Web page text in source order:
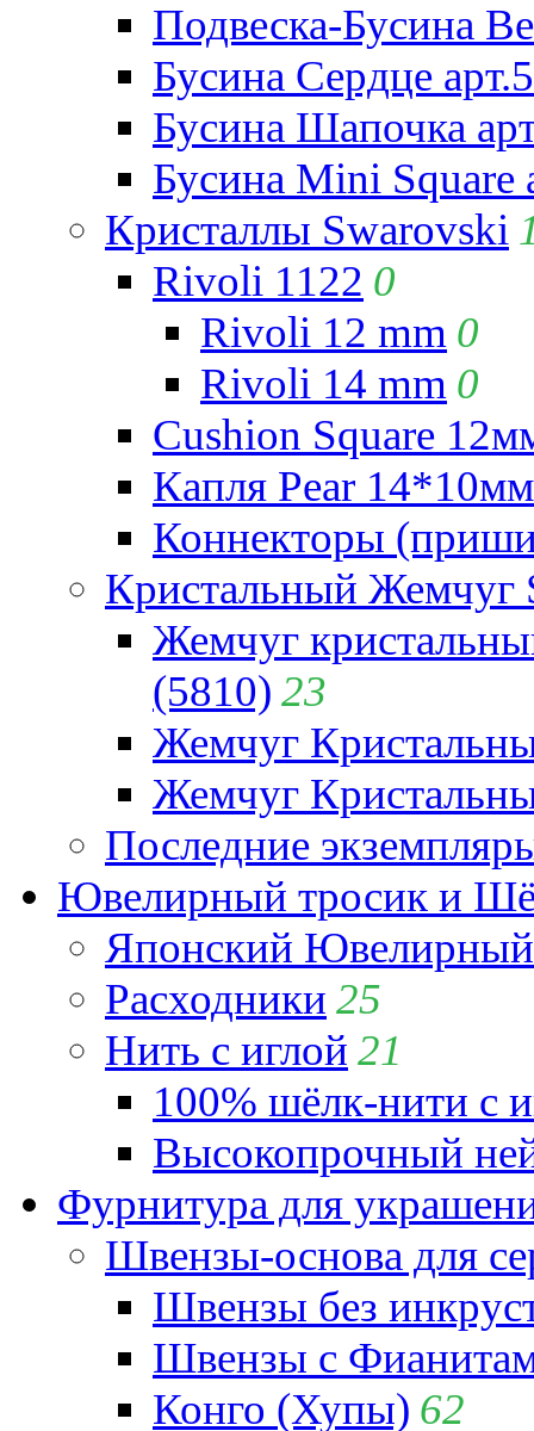
Подвеска-Бусина
Бусина Сердце
Бусина Шапочка
Бусина Mini Square
Кристаллы Swarovski
Rivoli 1122 0
Rivoli 12 mm 0
Rivoli 14 mm 0
Cushion Square
Капля Pear
Коннекторы
Кристальный Жемчуг
Жемчуг
(5810) 23
Жемчуг
Жемчуг
Последние
Ювелирный тросик и
Японский
Расходники 25
Нить с иглой 21
100% шёлк-нити с
Высокопрочный
Фурнитура для
Швензы-основа для
Швензы без
Швензы с
Конго (Хупы) 62